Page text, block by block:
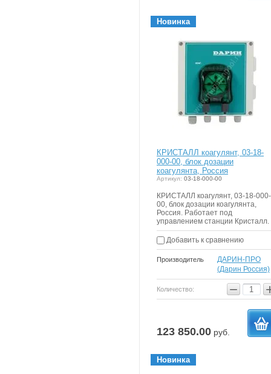
Новинка
КРИСТАЛЛ коагулянт, 03-18-
000-00, блок дозации
коагулянта, Россия
Артикул: 03-18-000-00
КРИСТАЛЛ коагулянт, 03-18-000-
00, блок дозации коагулянта,
Россия. Работает под
управлением станции Кристалл.
Добавить к сравнению
Производитель
ДАРИН-ПРО
(Дарин Россия)
Количество: −
123 850.00 руб.
Новинка